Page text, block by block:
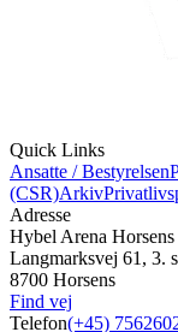
Quick Links
Ansatte / Bestyrelsen
(CSR)Arkiv
Adresse
Hybel Arena Horsens
Langmarksvej 61, 3.
8700 Horsens
Find vej
Telefon(+45)